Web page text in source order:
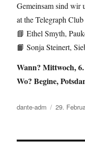
Gemeinsam sind
at the Telegraph Club
📘 Ethel Smyth,
📙 Sonja Steinert,
Wann? Mittwoch,
Wo? Begine,
Autor
dante-adm 29.